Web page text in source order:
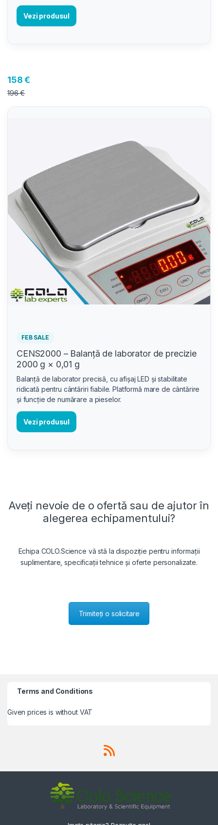
Vezi produsul
158 €
196 €
FEB SALE
CENS2000 – Balanță de laborator de precizie
2000 g × 0,01 g
Balanță de laborator precisă, cu afișaj LED și stabilitate
ridicată pentru cântăriri fiabile. Platformă mare de cântărire
și funcție de numărare a pieselor.
Vezi produsul
Aveți nevoie de o ofertă sau de ajutor în
alegerea echipamentului?
Echipa COLO.Science vă stă la dispoziție pentru informații
suplimentare, specificații tehnice și oferte personalizate.
Trimiteți o solicitare
Terms and Conditions
Given prices is without VAT